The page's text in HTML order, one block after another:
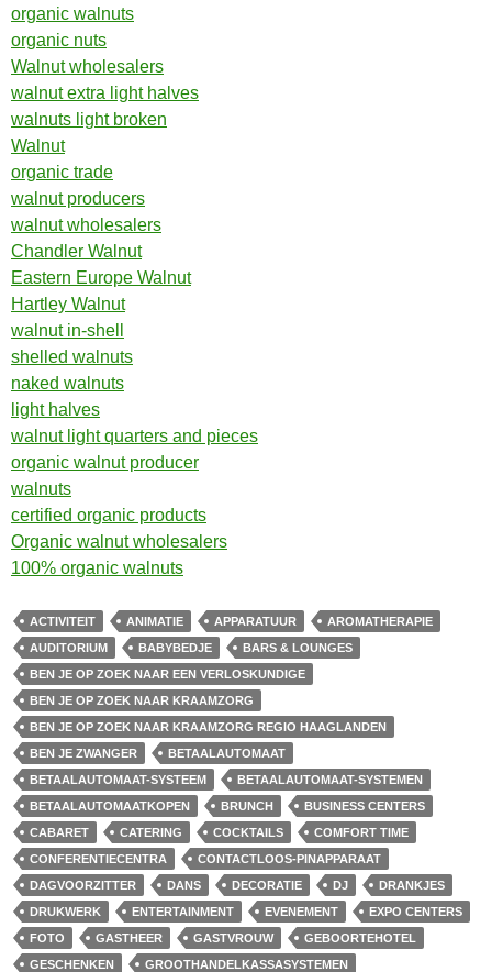
organic walnuts
organic nuts
Walnut wholesalers
walnut extra light halves
walnuts light broken
Walnut
organic trade
walnut producers
walnut wholesalers
Chandler Walnut
Eastern Europe Walnut
Hartley Walnut
walnut in-shell
shelled walnuts
naked walnuts
light halves
walnut light quarters and pieces
organic walnut producer
walnuts
certified organic products
Organic walnut wholesalers
100% organic walnuts
ACTIVITEIT ANIMATIE APPARATUUR
AROMATHERAPIE
AUDITORIUM
BABYBEDJE
BARS & LOUNGES
BEN JE OP ZOEK NAAR EEN VERLOSKUNDIGE
BEN JE OP ZOEK NAAR KRAAMZORG
BEN JE OP ZOEK NAAR KRAAMZORG REGIO HAAGLANDEN
BEN JE ZWANGER
BETAALAUTOMAAT
BETAALAUTOMAAT-SYSTEEM
BETAALAUTOMAAT-SYSTEMEN
BETAALAUTOMAATKOPEN
BRUNCH
BUSINESS CENTERS
CABARET
CATERING COCKTAILS
COMFORT TIME
CONFERENTIECENTRA
CONTACTLOOS-PINAPPARAAT
DAGVOORZITTER
DANS DECORATIE DJ
DRANKJES
DRUKWERK
ENTERTAINMENT EVENEMENT
EXPO CENTERS
FOTO
GASTHEER GASTVROUW
GEBOORTEHOTEL
GESCHENKEN
GROOTHANDELKASSASYSTEMEN